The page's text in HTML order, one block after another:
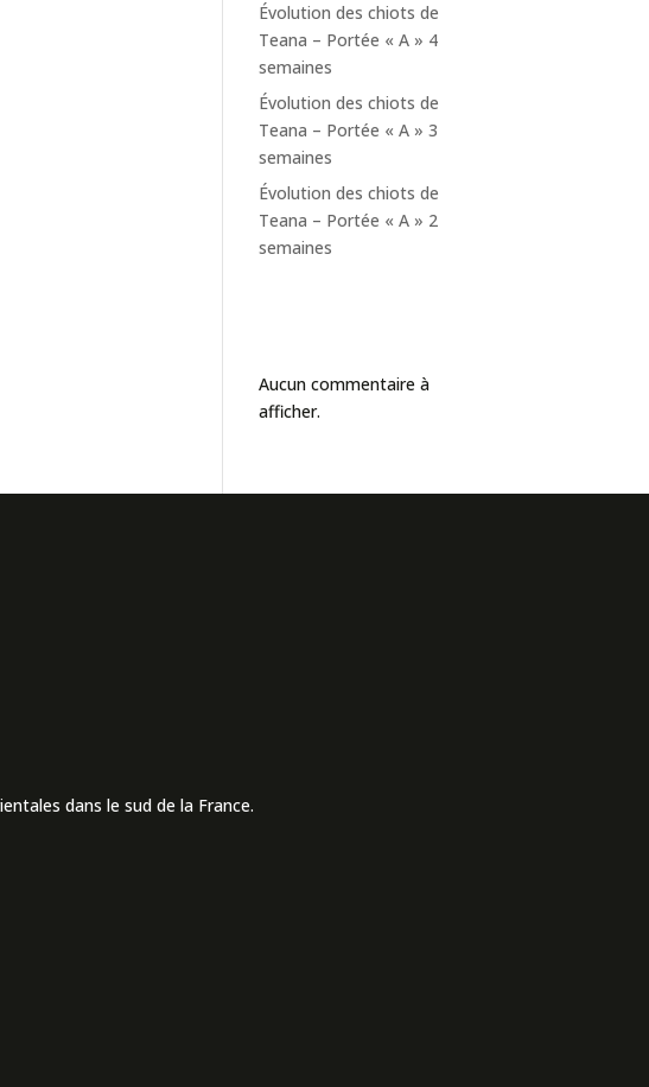
Évolution des chiots de
Teana – Portée « A » 4
semaines
Évolution des chiots de
Teana – Portée « A » 3
semaines
Évolution des chiots de
Teana – Portée « A » 2
semaines
Aucun commentaire à
afficher.
dans le sud de la France.